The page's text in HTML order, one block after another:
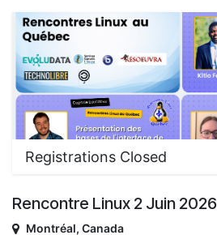
Registrations Closed
Rencontre Linux 2 Juin 2026
Montréal, Canada